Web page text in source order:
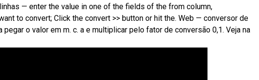
— enter the value in one of the fields of the from column,
to convert; Click the convert >> button or hit the. Web — conversor de
o valor em m. c. a e multiplicar pelo fator de conversão 0,1. Veja na